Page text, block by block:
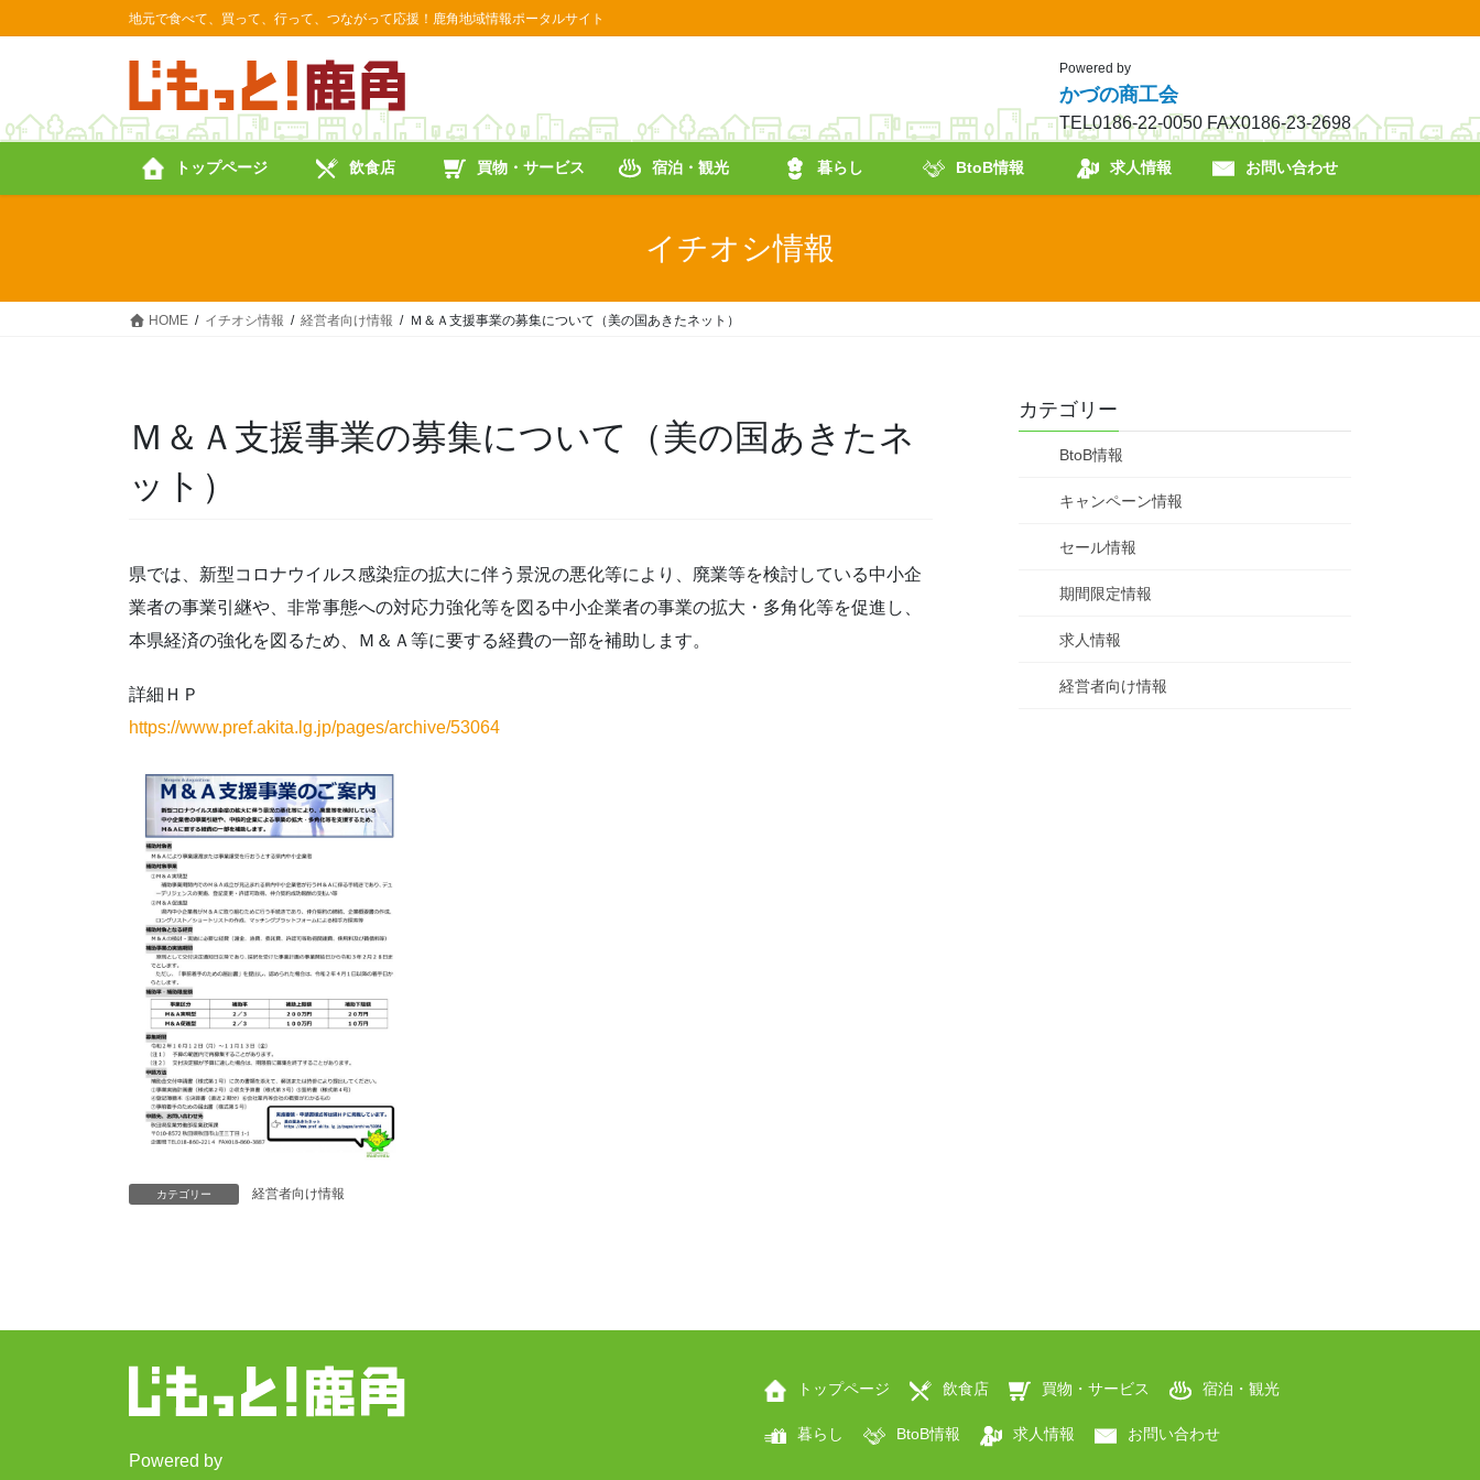
ン
に
動
ビ
ョ
に
地元で食べて、買って、行って、つながって応援！鹿角地域情報ポータルサイト
Powered by
かづの商工会
TEL0186-22-0050 FAX0186-23-2698
トップページ 飲食店 買物・サービス 宿泊・観光 暮らし BtoB情報 求人情報 お問い合わせ
イチオシ情報
HOME イチオシ情報 経営者向け情報 Ｍ＆Ａ支援事業の募集について（美の国あきたネット）
Ｍ＆Ａ支援事業の募集について（美の国あきたネ
ット）
県では、新型コロナウイルス感染症の拡大に伴う景況の悪化等により、廃業等を検討している中小企
業者の事業引継や、非常事態への対応力強化等を図る中小企業者の事業の拡大・多角化等を促進し、
本県経済の強化を図るため、Ｍ＆Ａ等に要する経費の一部を補助します。
詳細ＨＰ
https://www.pref.akita.lg.jp/pages/archive/53064
カテゴリー 経営者向け情報
カテゴリー
BtoB情報
キャンペーン情報
セール情報
期間限定情報
求人情報
経営者向け情報
Powered by
トップページ 飲食店 買物・サービス 宿泊・観光
暮らし BtoB情報 求人情報 お問い合わせ